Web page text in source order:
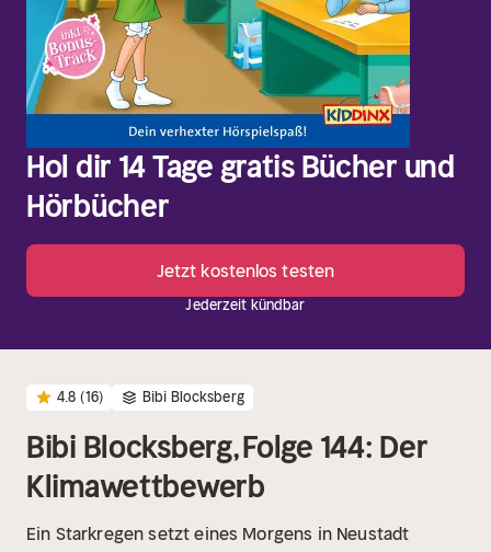
Hol dir 14 Tage gratis Bücher und
Hörbücher
Jetzt kostenlos testen
Jederzeit kündbar
4.8 (16) Bibi Blocksberg
Bibi Blocksberg, Folge 144: Der
Klimawettbewerb
Ein Starkregen setzt eines Morgens in Neustadt